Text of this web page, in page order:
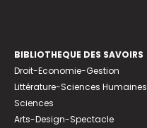
BIBLIOTHEQUE DES SAVOIRS
Droit-Economie-Gestion
Littérature-Sciences Humaines
Sciences
Arts-Design-Spectacle